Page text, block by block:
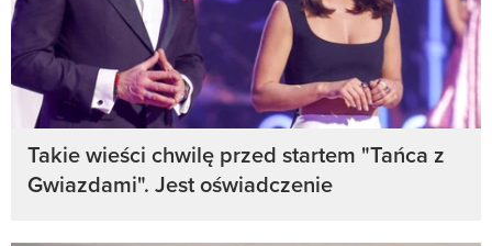
Takie wieści chwilę przed startem "Tańca z
Gwiazdami". Jest oświadczenie